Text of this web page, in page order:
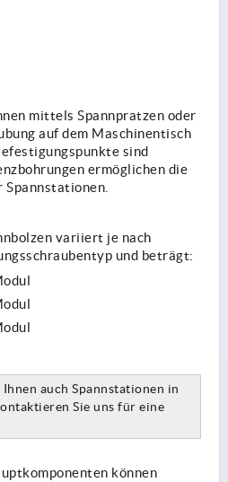
mittels Spannpratzen oder
auf dem Maschinentisch
sind
ermöglichen die
Spannstationen.
variiert je nach
und beträgt:
auch Spannstationen in
Sie uns für eine
können